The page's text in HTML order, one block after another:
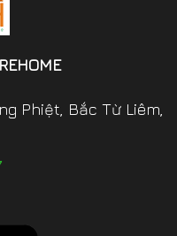
Phiệt, Bắc Từ Liêm,